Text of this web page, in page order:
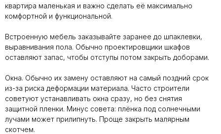
квартира маленькая и важно сделать её максимально
комфортной и функциональной.
Встроенную мебель заказывайте заранее до шпаклевки,
выравнивания пола. Обычно проектировщики шкафов
оставляют запас, чтобы отступы потом закрыть доборами.
Окна. Обычно их замену оставляют на самый поздний срок
из-за риска деформации материала. Часто строители
советуют устанавливать окна сразу, но без снятия
защитной пленки. Минус совета: плёнка под солнечными
лучами может прилипнуть. Проще закрыть малярным
скотчем.